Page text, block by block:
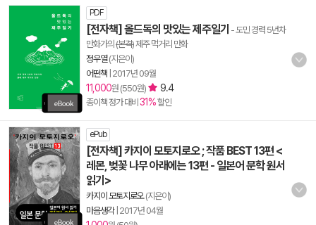
PDF
[전자책] 올드독의 맛있는 제주일기 - 도민 경력 5년차
만화가의 (본격)제주 먹거리 만화
정우열(지은이)
어떤책 2017년 09월
11,000원 (550원) 9.4
종이책 정가 대비 31%할인
ePub
[전자책] 카지이 모토지로오 ; 작품 BEST 13편 <
레몬, 벚꽃 나무 아래에는 13편 - 일본어 문학 원서
읽기>
카지이 모토지로오(지은이)
마음생각| 2017년 04월